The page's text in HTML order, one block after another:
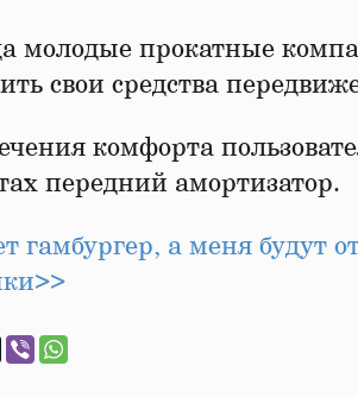
молодые прокатные
свои средства
комфорта
передний амортизатор.
гамбургер, а меня будут